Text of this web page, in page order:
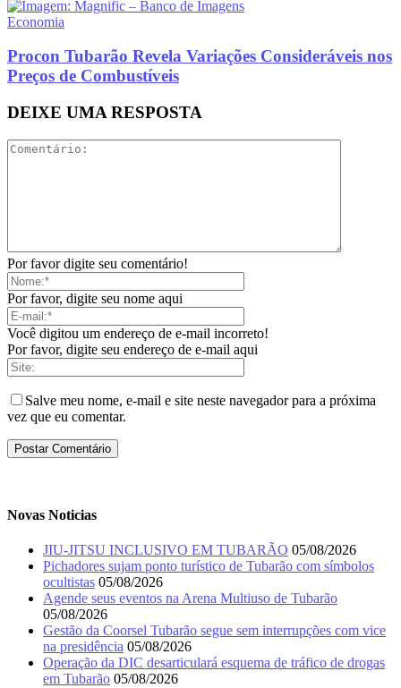
Economia
Procon Tubarão Revela Variações Consideráveis nos
Preços de Combustíveis
DEIXE UMA RESPOSTA
Por favor digite seu comentário!
Por favor, digite seu nome aqui
Você digitou um endereço de e-mail incorreto!
Por favor, digite seu endereço de e-mail aqui
Salve meu nome, e-mail e site neste navegador para a próxima
vez que eu comentar.
Novas Noticias
JIU-JITSU INCLUSIVO EM TUBARÃO 05/08/2026
Pichadores sujam ponto turístico de Tubarão com símbolos
ocultistas 05/08/2026
Agende seus eventos na Arena Multiuso de Tubarão
05/08/2026
Gestão da Coorsel Tubarão segue sem interrupções com vice
na presidência 05/08/2026
Operação da DIC desarticulará esquema de tráfico de drogas
em Tubarão 05/08/2026